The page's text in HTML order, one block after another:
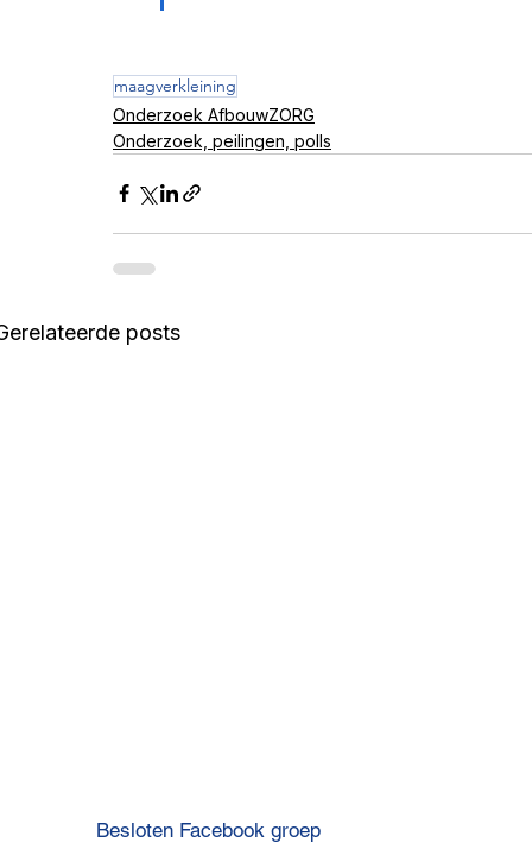
maagverkleining
Onderzoek AfbouwZORG
Onderzoek, peilingen, polls
posts
Besloten Facebook groep